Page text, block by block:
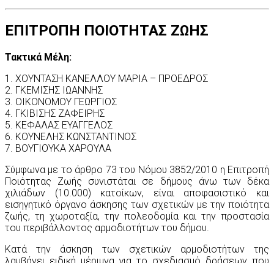
ΕΠΙΤΡΟΠΗ ΠΟΙΟΤΗΤΑΣ ΖΩΗΣ
Τακτικά Μέλη:
1. ΧΟΥΝΤΑΣΗ ΚΑΝΕΛΛΟΥ ΜΑΡΙΑ – ΠΡΟΕΔΡΟΣ
2. ΓΚΕΜΙΣΗΣ ΙΩΑΝΝΗΣ
3. ΟΙΚΟΝΟΜΟΥ ΓΕΩΡΓΙΟΣ
4. ΓΚΙΒΙΣΗΣ ΖΑΦΕΙΡΗΣ
5. ΚΕΦΑΛΑΣ ΕΥΑΓΓΕΛΟΣ
6. ΚΟΥΝΕΛΗΣ ΚΩΝΣΤΑΝΤΙΝΟΣ
7. ΒΟΥΓΙΟΥΚΑ ΧΑΡΟΥΛΑ
Σύμφωνα με το άρθρο 73 του Νόμου 3852/2010 η Επιτροπή
Ποιότητας Ζωής συνιστάται σε δήμους άνω των δέκα
χιλιάδων (10.000) κατοίκων, είναι αποφασιστικό και
εισηγητικό όργανο άσκησης των σχετικών με την ποιότητα
ζωής, τη χωροταξία, την πολεοδομία και την προστασία
του περιβάλλοντος αρμοδιοτήτων του δήμου.
Κατά την άσκηση των σχετικών αρμοδιοτήτων της